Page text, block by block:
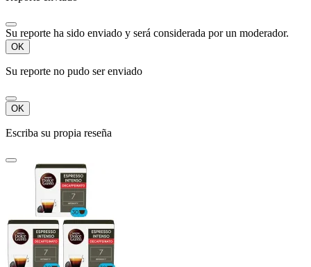
Su reporte ha sido enviado y será considerada por un moderador.
OK
Su reporte no pudo ser enviado
OK
Escriba su propia reseña